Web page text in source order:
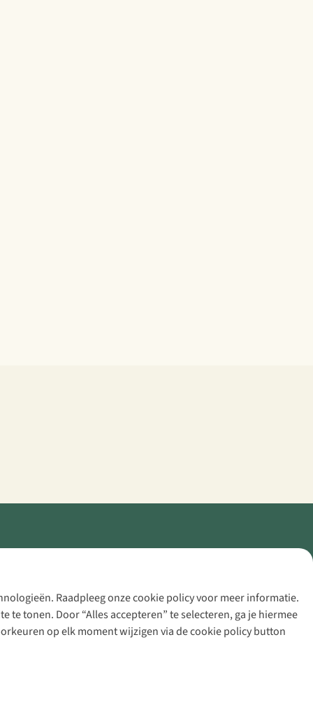
Raadpleeg onze cookie policy voor meer informatie.
tonen. Door “Alles accepteren” te selecteren, ga je hiermee
op elk moment wijzigen via de cookie policy button